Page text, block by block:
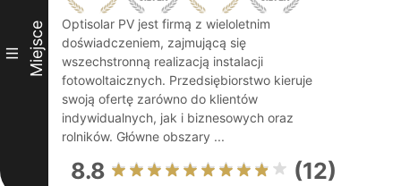
III Miejsce
Optisolar PV jest firmą z wieloletnim
doświadczeniem, zajmującą się
wszechstronną realizacją instalacji
fotowoltaicznych. Przedsiębiorstwo kieruje
swoją ofertę zarówno do klientów
indywidualnych, jak i biznesowych oraz
rolników. Główne obszary ...
8.8 (12)